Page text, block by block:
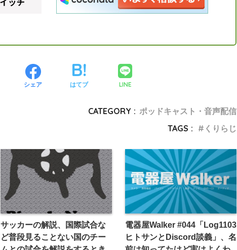
シェア はてブ LINE
CATEGORY : ポッドキャスト・音声配信
TAGS :
くりらじ
サッカーの解説、国際試合な
ど普段見ることない国のチー
電器屋Walker #044「Log1103
ヒトサンとDiscord談義」、名